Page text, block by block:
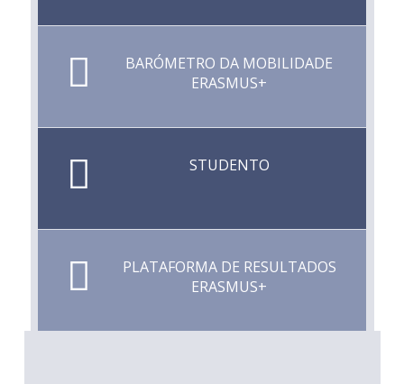
BARÓMETRO DA MOBILIDADE
ERASMUS+
STUDENTO
PLATAFORMA DE RESULTADOS
ERASMUS+